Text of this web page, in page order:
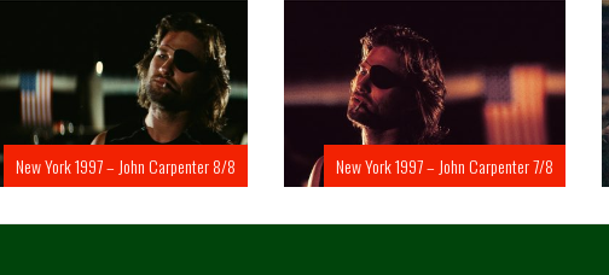
New York 1997 – John Carpenter 8/8 New York 1997 – John Carpenter 7/8